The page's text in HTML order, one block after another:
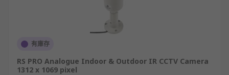
有庫存
RS PRO Analogue Indoor & Outdoor IR CCTV Camera
1312 x 1069 pixel